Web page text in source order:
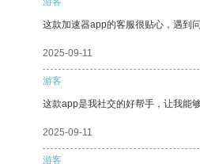
这款加速器app的客服很贴心，遇到
2025-09-11
游客
这款app是我社交的好帮手，让我能
2025-09-11
游客